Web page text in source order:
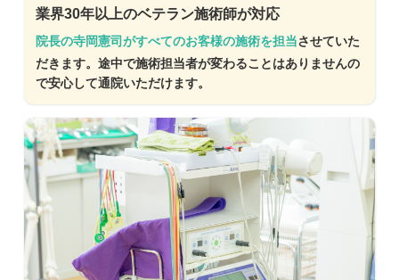
業界30年以上のベテラン施術師が対応
院長の寺岡憲司がすべてのお客様の施術を担当させていた
だきます。途中で施術担当者が変わることはありませんの
で安心して通院いただけます。